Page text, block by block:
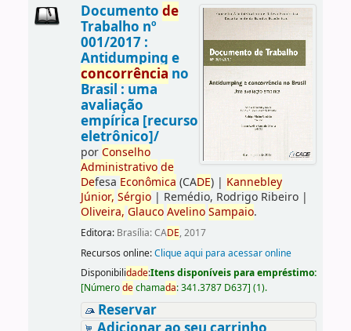
Documento de
Trabalho nº
001/2017 :
Antidumping e
concorrência no
Brasil : uma
avaliação
empírica [recurso
eletrônico]/
porConselho
Administrativo de
Defesa Econômica (CADE)| Kannebley
Júnior, Sérgio| Remédio, Rodrigo Ribeiro|
Oliveira, Glauco Avelino Sampaio.
Editora: Brasília: CADE, 2017
Recursos online:Clique aqui para acessar online
Disponibilidade:Itens disponíveis para empréstimo:
[Númerodechamada:341.3787 D637] (1).
Reservar